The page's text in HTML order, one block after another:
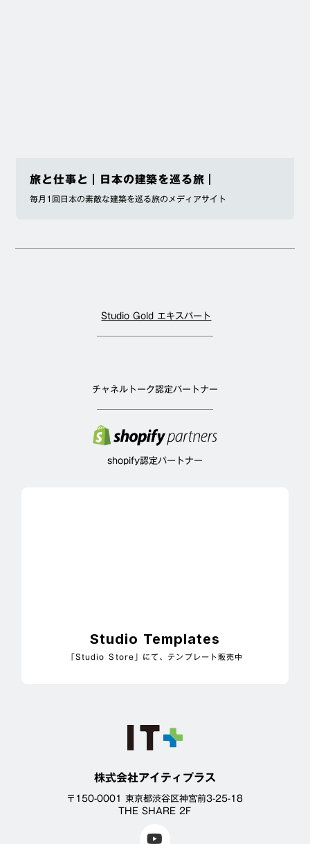
旅と仕事と｜日本の建築を巡る旅｜
毎月1回日本の素敵な建築を巡る旅のメディアサイト
株式会社アイティプラス
〒150-0001 東京都渋谷区神宮前3-25-18
THE SHARE 2F
Studio Gold エキスパート
チャネルトーク認定パートナー
shopify認定パートナー
Studio Templates
「Studio Store」にて、テンプレート販売中